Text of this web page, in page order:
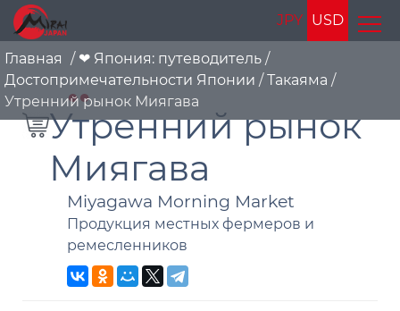
JPY USD
Главная / ❤ Япония: путеводитель /
Достопримечательности Японии / Такаяма /
Утренний рынок Миягава
Утренний рынок
Миягава
Miyagawa Morning Market
Продукция местных фермеров и
ремесленников